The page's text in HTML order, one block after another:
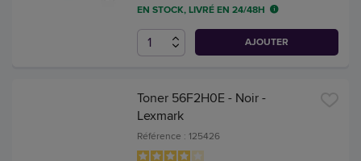
EN STOCK, LIVRÉ EN 24/48H
AJOUTER
Toner 56F2H0E - Noir -
Lexmark
Référence : 125426